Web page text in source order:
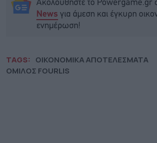
Ακολουθήστε το Powergame.gr
News για άμεση και έγκυρη
ενημέρωση!
TAGS: ΟΙΚΟΝΟΜΙΚΑ ΑΠΟΤΕΛΕΣΜΑΤΑ
ΟΜΙΛΟΣ FOURLIS